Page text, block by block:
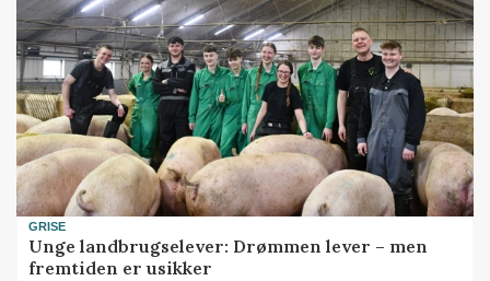
GRISE
Unge landbrugselever: Drømmen lever – men
fremtiden er usikker